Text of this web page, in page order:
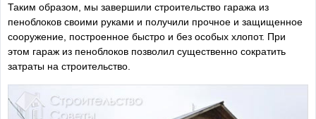
Таким образом, мы завершили строительство гаража из
пеноблоков своими руками и получили прочное и защищенное
сооружение, построенное быстро и без особых хлопот. При
этом гараж из пеноблоков позволил существенно сократить
затраты на строительство.